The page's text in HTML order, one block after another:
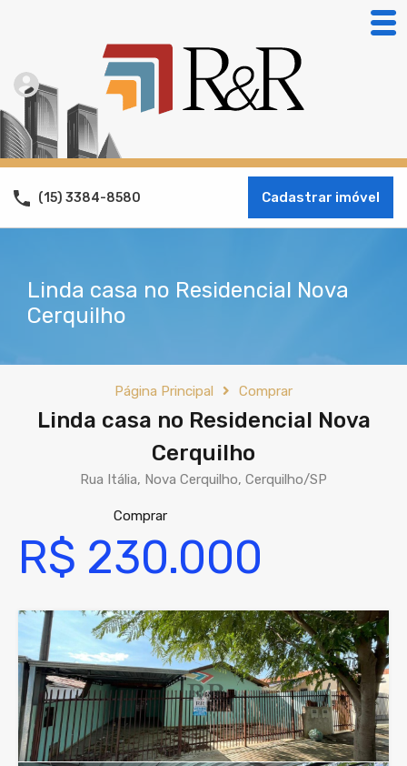
(15) 3384-8580 Cadastrar imóvel
Linda casa no Residencial Nova
Cerquilho
Página Principal Comprar
Linda casa no Residencial Nova
Cerquilho
Rua Itália, Nova Cerquilho, Cerquilho/SP
Comprar
R$ 230.000